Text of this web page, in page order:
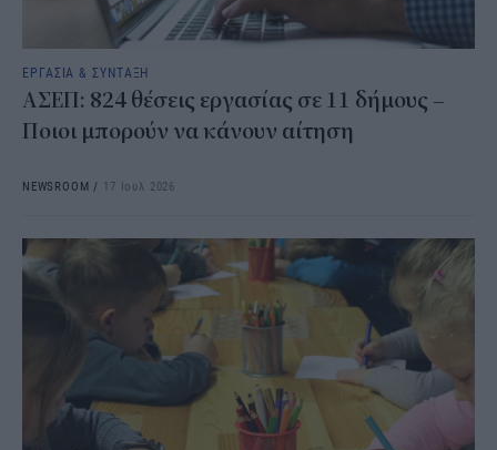
ΕΡΓΑΣΙΑ & ΣΥΝΤΑΞΗ
ΑΣΕΠ: 824 θέσεις εργασίας σε 11 δήμους –
Ποιοι μπορούν να κάνουν αίτηση
NEWSROOM / 17 Ιουλ 2026